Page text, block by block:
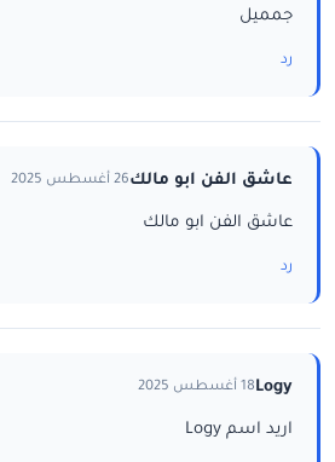
جمميل
رد
عاشق الفن ابو مالك26 أغسطس 2025
عاشق الفن ابو مالك
رد
Logy18 أغسطس 2025
اريد اسم Logy